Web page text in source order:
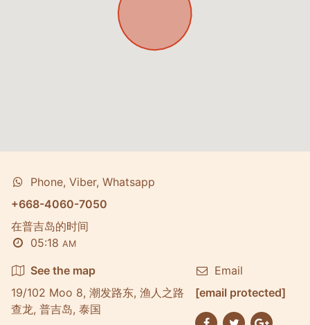
Phone, Viber, Whatsapp
+668-4060-7050
在普吉岛的时间
05:18 AM
See the map
19/102 Moo 8, 潮发路东, 渔人之路
查龙, 普吉岛, 泰国
Email
[email protected]